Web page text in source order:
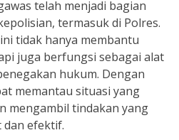
telah menjadi bagian
termasuk di Polres.
tidak hanya membantu
juga berfungsi sebagai alat
hukum. Dengan
memantau situasi yang
mengambil tindakan yang
dan efektif.